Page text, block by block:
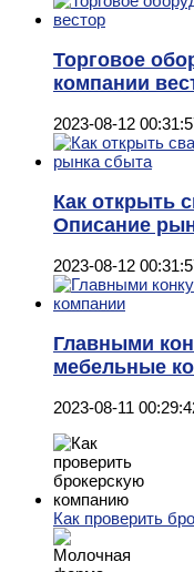
Торговое
компании
2023-08-12
Как открыть
Описание
2023-08-12
Главными
мебельные
2023-08-11
Как проверить